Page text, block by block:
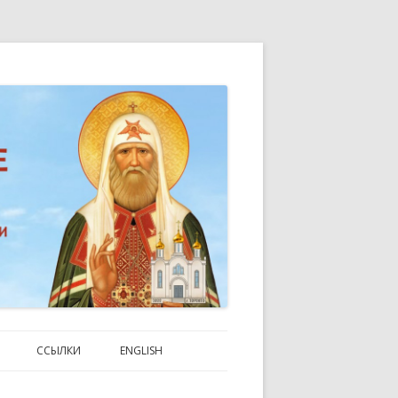
Toronto
ССЫЛКИ ENGLISH